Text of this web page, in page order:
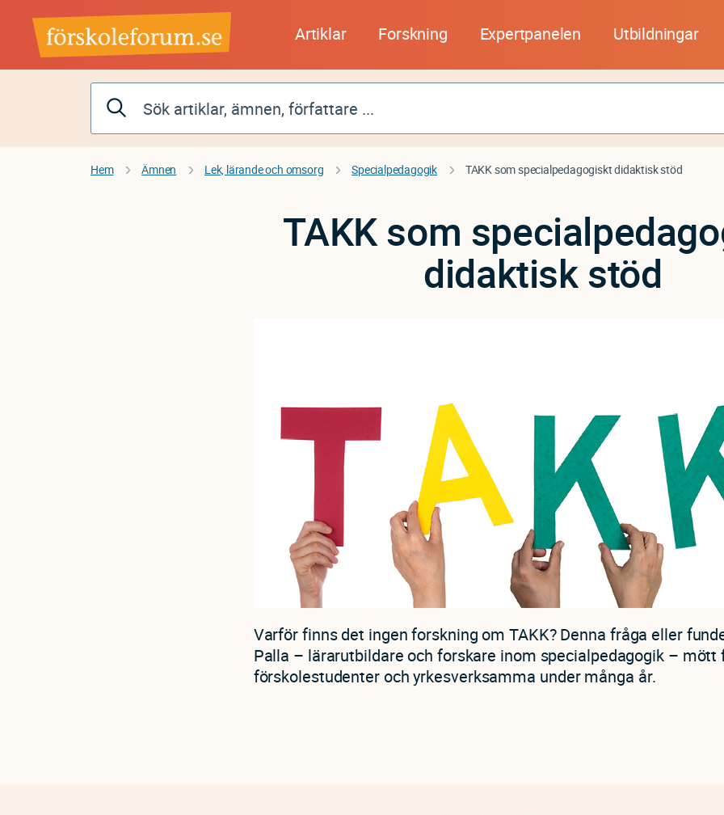
huvudinnehåll
Artiklar Forskning Expertpanelen Utbildningar
Hem Ämnen Lek, lärande och omsorg Specialpedagogik TAKK som specialpedagogiskt didaktisk stöd
TAKK som
didaktisk stöd
Varför finns det ingen forskning om TAKK? Denna fråga eller
Palla – lärarutbildare och forskare inom specialpedagogik – mött
förskolestudenter och yrkesverksamma under många år.